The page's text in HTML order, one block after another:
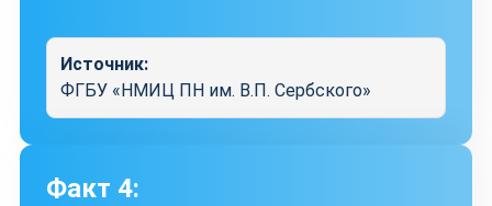
Источник:
ФГБУ «НМИЦ ПН им. В.П. Сербского»
Факт 4: